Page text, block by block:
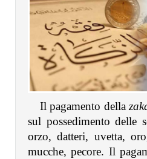
Il pagamento della
sul possedimento delle
orzo, datteri, uvetta,
mucche, pecore. Il